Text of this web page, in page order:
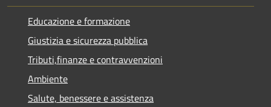
Educazione e formazione
Giustizia e sicurezza pubblica
Tributi,finanze e contravvenzioni
Ambiente
Salute, benessere e assistenza